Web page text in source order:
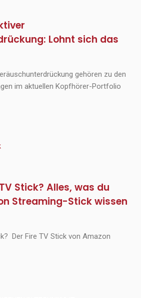
Lohnt sich das
gehören zu den
im aktuellen Kopfhörer-Portfolio
Stick? Alles, was du
Streaming-Stick wissen
Der Fire TV Stick von Amazon